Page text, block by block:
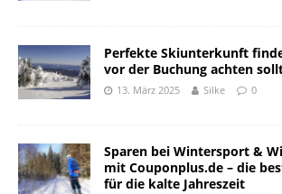
Perfekte Skiunterkunft
vor der Buchung achten
13. März 2025 Silke 0
Sparen bei Wintersport &
mit Couponplus.de – die
für die kalte Jahreszeit